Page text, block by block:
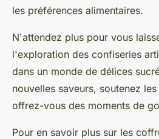
les préférences alimentaires.
N'attendez plus pour vous
l'exploration des confiseries
dans un monde de délices
nouvelles saveurs, soutenez
offrez-vous des moments de
Pour en savoir plus sur les